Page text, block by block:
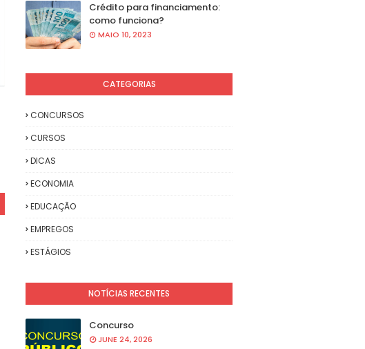
Crédito para financiamento:
como funciona?
MAIO 10, 2023
CATEGORIAS
CONCURSOS
CURSOS
DICAS
ECONOMIA
EDUCAÇÃO
EMPREGOS
ESTÁGIOS
NOTÍCIAS RECENTES
Concurso
JUNE 24, 2026